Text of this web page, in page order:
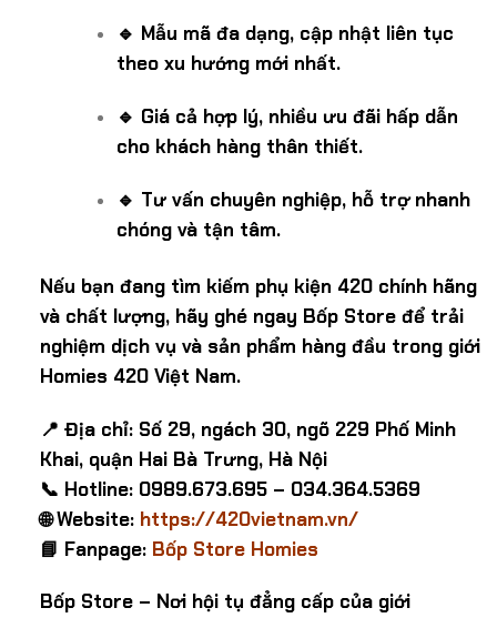
🔹 Mẫu mã đa dạng, cập nhật liên tục
theo xu hướng mới nhất.
🔹 Giá cả hợp lý, nhiều ưu đãi hấp dẫn
cho khách hàng thân thiết.
🔹 Tư vấn chuyên nghiệp, hỗ trợ nhanh
chóng và tận tâm.
Nếu bạn đang tìm kiếm phụ kiện 420 chính hãng
và chất lượng, hãy ghé ngay Bốp Store để trải
nghiệm dịch vụ và sản phẩm hàng đầu trong giới
Homies 420 Việt Nam.
📍 Địa chỉ: Số 29, ngách 30, ngõ 229 Phố Minh
Khai, quận Hai Bà Trưng, Hà Nội
📞 Hotline: 0989.673.695 – 034.364.5369
🌐 Website: https://420vietnam.vn/
📘 Fanpage: Bốp Store Homies
Bốp Store – Nơi hội tụ đẳng cấp của giới